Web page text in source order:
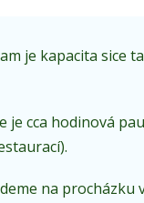
je kapacita sice
je cca hodinová
na procházku